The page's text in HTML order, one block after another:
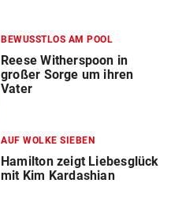
BEWUSSTLOS AM POOL
Reese Witherspoon in
großer Sorge um ihren
Vater
AUF WOLKE SIEBEN
Hamilton zeigt Liebesglück
mit Kim Kardashian